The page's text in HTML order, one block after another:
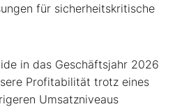
für sicherheitskritische
in das Geschäftsjahr 2026
Profitabilität trotz eines
Umsatzniveaus